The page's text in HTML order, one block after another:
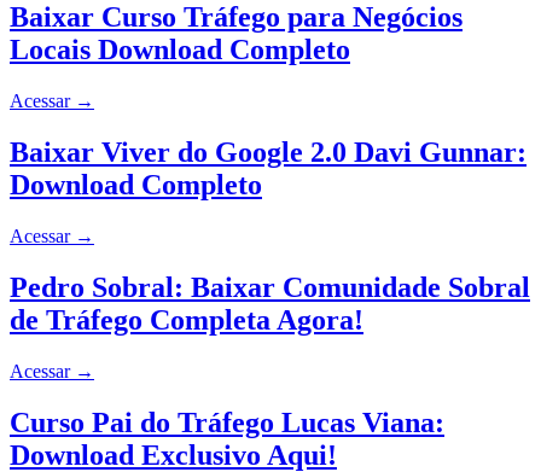
Baixar Curso Tráfego para Negócios
Locais Download Completo
Acessar →
Baixar Viver do Google 2.0 Davi Gunnar:
Download Completo
Acessar →
Pedro Sobral: Baixar Comunidade Sobral
de Tráfego Completa Agora!
Acessar →
Curso Pai do Tráfego Lucas Viana:
Download Exclusivo Aqui!